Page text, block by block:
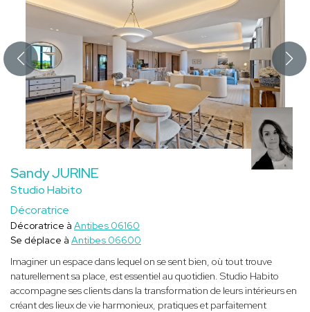
Sandy JURINE
Studio Habito
Décoratrice
Décoratrice à Antibes 06160
Se déplace à Antibes 06600
Imaginer un espace dans lequel on se sent bien, où tout trouve
naturellement sa place, est essentiel au quotidien. Studio Habito
accompagne ses clients dans la transformation de leurs intérieurs en
créant des lieux de vie harmonieux, pratiques et parfaitement